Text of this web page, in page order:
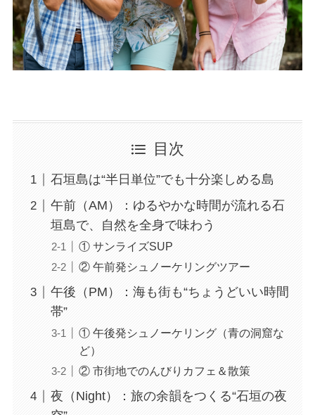
目次
石垣島は“半日単位”でも十分楽しめる島
午前（AM）：ゆるやかな時間が流れる石
垣島で、自然を全身で味わう
① サンライズSUP
② 午前発シュノーケリングツアー
午後（PM）：海も街も“ちょうどいい時間
帯”
① 午後発シュノーケリング（青の洞窟な
ど）
② 市街地でのんびりカフェ＆散策
夜（Night）：旅の余韻をつくる“石垣の夜